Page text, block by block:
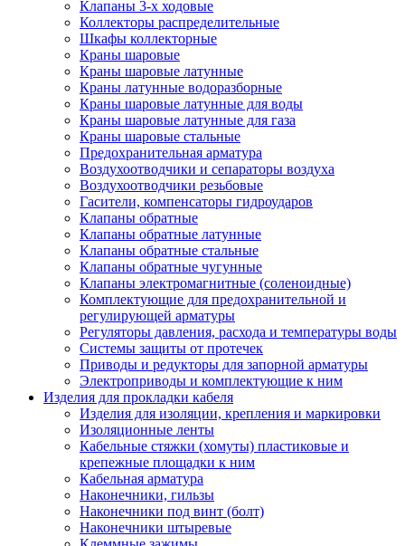
Клапаны 3-х ходовые
Коллекторы распределительные
Шкафы коллекторные
Краны шаровые
Краны шаровые латунные
Краны латунные водоразборные
Краны шаровые латунные для воды
Краны шаровые латунные для газа
Краны шаровые стальные
Предохранительная арматура
Воздухоотводчики и сепараторы воздуха
Воздухоотводчики резьбовые
Гасители, компенсаторы гидроударов
Клапаны обратные
Клапаны обратные латунные
Клапаны обратные стальные
Клапаны обратные чугунные
Клапаны электромагнитные (соленоидные)
Комплектующие для предохранительной и
регулирующей арматуры
Регуляторы давления, расхода и температуры воды
Системы защиты от протечек
Приводы и редукторы для запорной арматуры
Электроприводы и комплектующие к ним
Изделия для прокладки кабеля
Изделия для изоляции, крепления и маркировки
Изоляционные ленты
Кабельные стяжки (хомуты) пластиковые и
крепежные площадки к ним
Кабельная арматура
Наконечники, гильзы
Наконечники под винт (болт)
Наконечники штыревые